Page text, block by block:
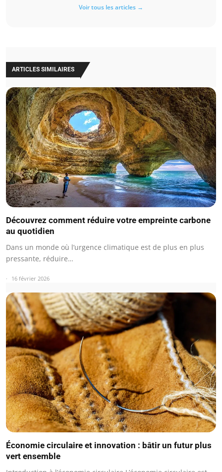
Voir tous les articles →
ARTICLES SIMILAIRES
Découvrez comment réduire votre empreinte carbone
au quotidien
Dans un monde où l’urgence climatique est de plus en plus
pressante, réduire…
16 février 2026
Économie circulaire et innovation : bâtir un futur plus
vert ensemble